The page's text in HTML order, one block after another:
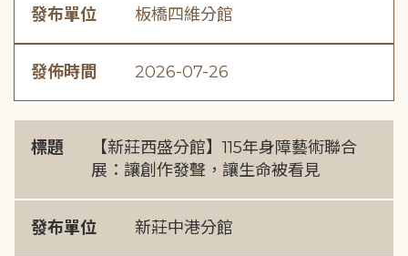
發布單位 板橋四維分館
發佈時間 2026-07-26
標題
【新莊西盛分館】115年身障藝術聯合
展：讓創作發聲，讓生命被看見
發布單位 新莊中港分館